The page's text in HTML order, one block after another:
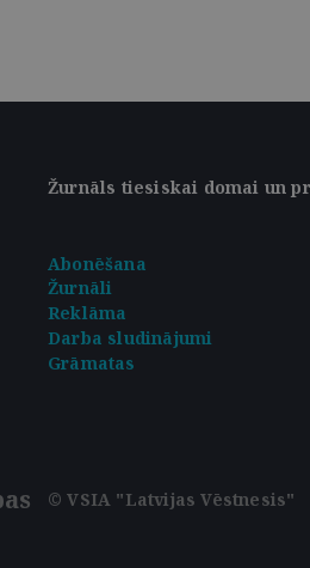
Žurnāls tiesiskai domai un
Abonēšana
Žurnāli
Reklāma
Darba sludinājumi
Grāmatas
© VSIA "Latvijas Vēstnesis"